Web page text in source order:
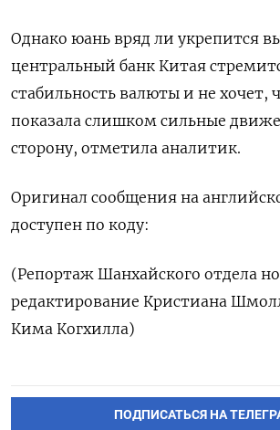
Однако юань вряд ли укрепится
центральный банк Китая
стабильность валюты и не хочет,
показала слишком сильные
сторону, отметила аналитик.
Оригинал сообщения на
доступен по коду:
(Репортаж Шанхайского отдела
редактирование Кристиана
Кима Когхилла)
ПОДПИСАТЬСЯ НА